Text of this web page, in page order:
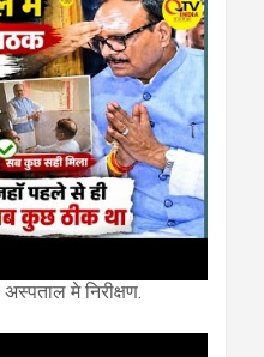
मे निरीक्षण.